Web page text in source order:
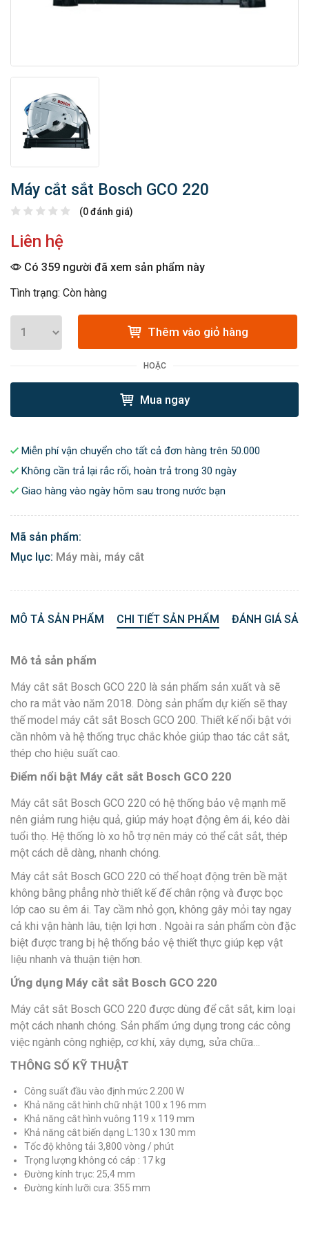
Máy cắt sắt Bosch GCO 220
(0 đánh giá)
Liên hệ
Có 359 người đã xem sản phẩm này
Tình trạng: Còn hàng
Thêm vào giỏ hàng
HOẶC
Mua ngay
Miễn phí vận chuyển cho tất cả đơn hàng trên 50.000
Không cần trả lại rắc rối, hoàn trả trong 30 ngày
Giao hàng vào ngày hôm sau trong nước bạn
Mã sản phẩm:
Mục lục: Máy mài, máy cắt
MÔ TẢ SẢN PHẨM CHI TIẾT SẢN PHẨM ĐÁNH GIÁ
Mô tả sản phẩm
Máy cắt sắt Bosch GCO 220 là sản phẩm sản xuất và sẽ
cho ra mắt vào năm 2018. Dòng sản phẩm dự kiến sẽ thay
thế model máy cắt sắt Bosch GCO 200. Thiết kế nổi bật với
cần nhôm và hệ thống trục chắc khỏe giúp thao tác cắt sắt,
thép cho hiệu suất cao.
Điểm nổi bật Máy cắt sắt Bosch GCO 220
Máy cắt sắt Bosch GCO 220 có hệ thống bảo vệ mạnh mẽ
nên giảm rung hiệu quả, giúp máy hoạt động êm ái, kéo dài
tuổi thọ. Hệ thống lò xo hỗ trợ nên máy có thể cắt sắt, thép
một cách dễ dàng, nhanh chóng.
Máy cắt sắt Bosch GCO 220 có thể hoạt động trên bề mặt
không bằng phẳng nhờ thiết kế đế chân rộng và được bọc
lớp cao su êm ái. Tay cầm nhỏ gọn, không gây mỏi tay ngay
cả khi vận hành lâu, tiện lợi hơn . Ngoài ra sản phẩm còn đặc
biệt được trang bị hệ thống bảo vệ thiết thực giúp kẹp vật
liệu nhanh và thuận tiện hơn.
Ứng dụng Máy cắt sắt Bosch GCO 220
Máy cắt sắt Bosch GCO 220 được dùng để cắt sắt, kim loại
một cách nhanh chóng. Sản phẩm ứng dụng trong các công
việc ngành công nghiệp, cơ khí, xây dựng, sửa chữa…
THÔNG SỐ KỸ THUẬT
Công suất đầu vào định mức 2.200 W
Khả năng cắt hình chữ nhật 100 x 196 mm
Khả năng cắt hình vuông 119 x 119 mm
Khả năng cắt biến dạng L:130 x 130 mm
Tốc độ không tải 3,800 vòng / phút
Trọng lượng không có cáp : 17 kg
Đường kính trục: 25,4 mm
Đường kính lưỡi cưa: 355 mm